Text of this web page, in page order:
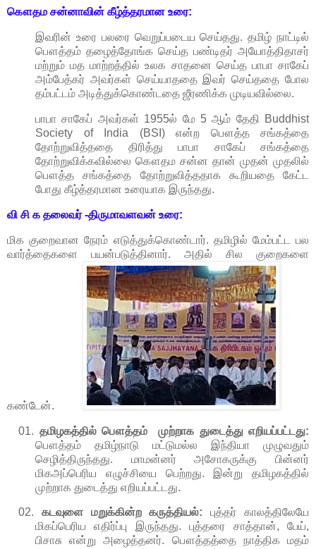
கௌதம சன்னாவின் கீழ்த்தரமான உரை:
இவரின் உரை பலரை வெறுப்படைய செய்தது.தமிழ் நாட்டில்
பௌத்தம் தழைத்தோங்க செய்த பண்டிதர் அயோத்திதாசர்
மற்றும் மத மாற்றத்தில் உலக சாதனை செய்த பாபா சாகேப்
அம்பேத்கர் அவர்கள் செய்யாததை இவர் செய்ததை போல
தம்பட்டம் அடித்துக்கொண்டதை ஜீரணிக்க முடியவில்லை.
பாபா சாகேப் அவர்கள் 1955ல் மே5ஆம் தேதி Buddhist
Society of India (BSI) என்ற பௌத்த
சங்கத்தை
தோற்றுவித்ததை
திரித்து பாபா சாகேப்
சங்கத்தை
தோற்றுவிக்கவில்லை கௌதம சன்ன தான் முதன் முதலில்
பௌத்த
சங்கத்தை தோற்றுவித்ததாக கூறியதை
கேட்ட
போது கீழ்த்தரமான உரையாக இருந்தது.
வி சி க தலைவர் -திருமாவளவன் உரை:
மிக குறைவான நேரம் எடுத்துக்கொண்டார். தமிழில் மேம்பட்ட பல
வார்த்தைகளை பயன்படுத்தினார். அதில் சில குறைகளை
கண்டேன்.
01. தமிழகத்தில் பௌத்தம் முற்றாக துடைத்து எறியப்பட்டது:
பௌத்தம்
தமிழ்நாடு மட்டுமல்ல இந்தியா
முழுவதும்
செழித்திருந்தது. மாமன்னர் அசோகருக்கு
பின்னர்
மிகஅப்பெரிய
எழுச்சியை பெற்றது. இன்று
தமிழகத்தில்
முற்றாக துடைத்து எறியப்பட்டது.
02. கடவுளை மறுக்கின்ற கருத்தியல்: புத்தர்
காலத்திலேயே
மிகப்பெரிய
எதிர்ப்பு இருந்தது.புத்தரை சாத்தான்,பேய்,
பிசாசு
என்று அழைத்தனர். பௌத்தத்தை நாத்திக
மதம்